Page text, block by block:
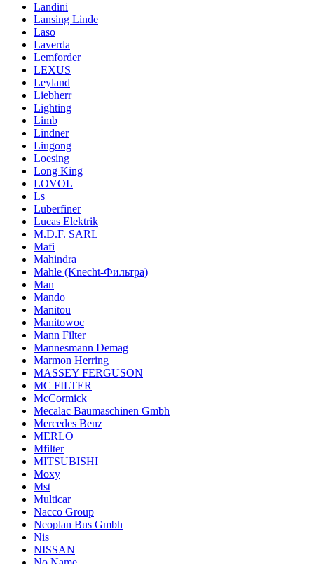
Landini
Lansing Linde
Laso
Laverda
Lemforder
LEXUS
Leyland
Liebherr
Lighting
Limb
Lindner
Liugong
Loesing
Long King
LOVOL
Ls
Luberfiner
Lucas Elektrik
M.D.F. SARL
Mafi
Mahindra
Mahle (Knecht-Фильтра)
Man
Mando
Manitou
Manitowoc
Mann Filter
Mannesmann Demag
Marmon Herring
MASSEY FERGUSON
MC FILTER
McCormick
Mecalac Baumaschinen Gmbh
Mercedes Benz
MERLO
Mfilter
MITSUBISHI
Moxy
Mst
Multicar
Nacco Group
Neoplan Bus Gmbh
Nis
NISSAN